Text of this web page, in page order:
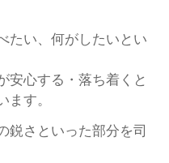
たい、何がしたいとい
安心する・落ち着くと
ます。
鋭さといった部分を司